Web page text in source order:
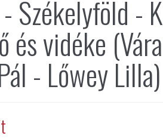
Székelyföld -
és vidéke
- Lőwey Lilla)